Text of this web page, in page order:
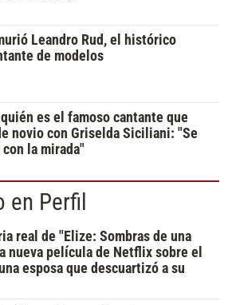
Leandro Rud, el histórico
de modelos
quién es el famoso cantante que
novio con Griselda Siciliani: "Se
con la mirada"
en Perfil
real de "Elize: Sombras de una
nueva película de Netflix sobre el
esposa que descuartizó a su